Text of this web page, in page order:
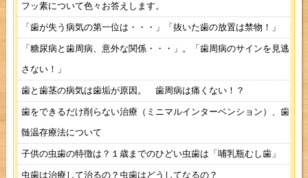
フッ素について色々お答えします。
「歯が失う病気の第一位は・・・」「抜いた歯の放置は禁物！」
「糖尿病と歯周病、意外な関係・・・」。「歯周病のサインを見逃
さない！」
歯と歯茎の病気は歯垢が原因。 歯周病は痛くない！？
歯をできるだけ削らない治療（ミニマルインターベンション）、歯
髄温存療法について
子供の虫歯の特徴は？１歳までのひどい虫歯は「哺乳瓶むし歯」
虫歯は治療して治るの？虫歯はどうしてなるの？